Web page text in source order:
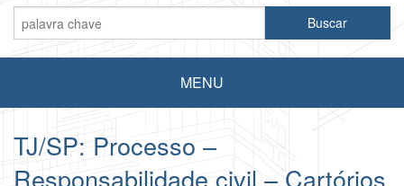
MENU
TJ/SP: Processo –
Responsabilidade civil – Cartórios